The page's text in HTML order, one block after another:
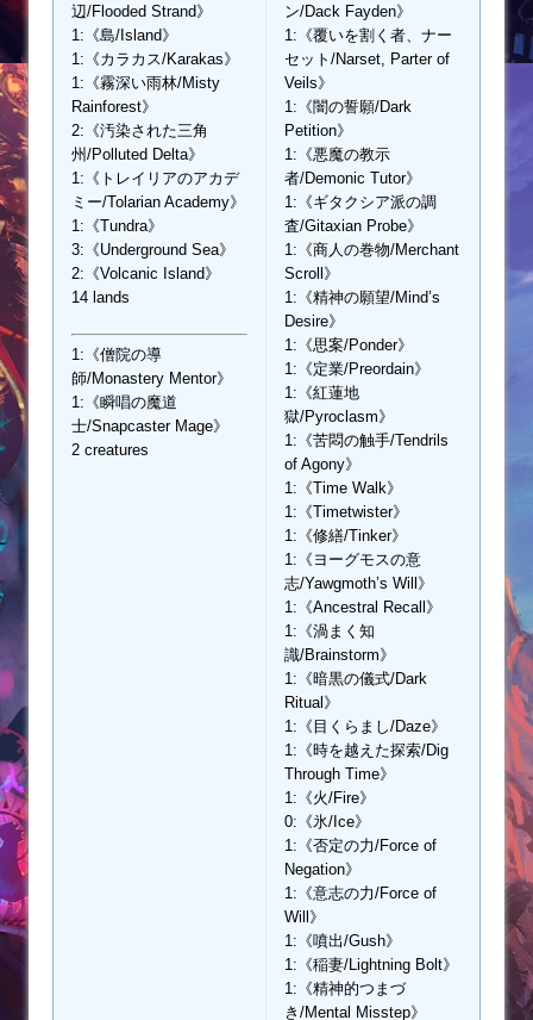
辺/Flooded Strand》
1:《島/Island》
1:《カラカス/Karakas》
1:《霧深い雨林/Misty
Rainforest》
2:《汚染された三角
州/Polluted Delta》
1:《トレイリアのアカデ
ミー/Tolarian Academy》
1:《Tundra》
3:《Underground Sea》
2:《Volcanic Island》
14 lands
1:《僧院の導
師/Monastery Mentor》
1:《瞬唱の魔道
士/Snapcaster Mage》
2 creatures
ン/Dack Fayden》
1:《覆いを割く者、ナー
セット/Narset, Parter of
Veils》
1:《闇の誓願/Dark
Petition》
1:《悪魔の教示
者/Demonic Tutor》
1:《ギタクシア派の調
査/Gitaxian Probe》
1:《商人の巻物/Merchant
Scroll》
1:《精神の願望/Mind’s
Desire》
1:《思案/Ponder》
1:《定業/Preordain》
1:《紅蓮地
獄/Pyroclasm》
1:《苦悶の触手/Tendrils
of Agony》
1:《Time Walk》
1:《Timetwister》
1:《修繕/Tinker》
1:《ヨーグモスの意
志/Yawgmoth’s Will》
1:《Ancestral Recall》
1:《渦まく知
識/Brainstorm》
1:《暗黒の儀式/Dark
Ritual》
1:《目くらまし/Daze》
1:《時を越えた探索/Dig
Through Time》
1:《火/Fire》
0:《氷/Ice》
1:《否定の力/Force of
Negation》
1:《意志の力/Force of
Will》
1:《噴出/Gush》
1:《稲妻/Lightning Bolt》
1:《精神的つまづ
き/Mental Misstep》